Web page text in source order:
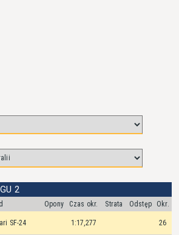
2
Opony Czas okr. Strata Odstęp Okr.
SF-24 1:17,277 26